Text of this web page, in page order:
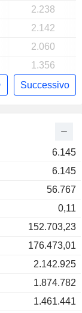
6.145
6.145
56.767
0,11
152.703,23
176.473,01
2.142.925
1.874.782
1.461.441
2.238
2.142
2.060
1.356
Successivo